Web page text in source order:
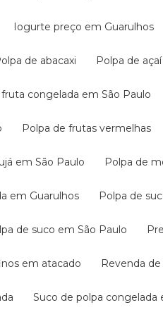
Iogurte preço em Guarulhos
Polpa de abacaxi Polpa de
fruta congelada em São Paulo
Polpa de frutas vermelhas
em São Paulo Polpa de
em Guarulhos Polpa de
de suco em São Paulo
em atacado Revenda
Suco de polpa